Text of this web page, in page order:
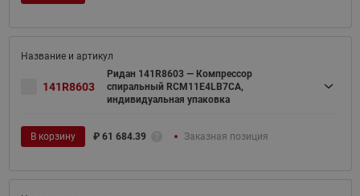
141R8603
Ридан 141R8603 — Компрессор
спиральный RCM11E4LB7CA,
индивидуальная упаковка
В корзину ₽ 61 684.39 Заказная позиция